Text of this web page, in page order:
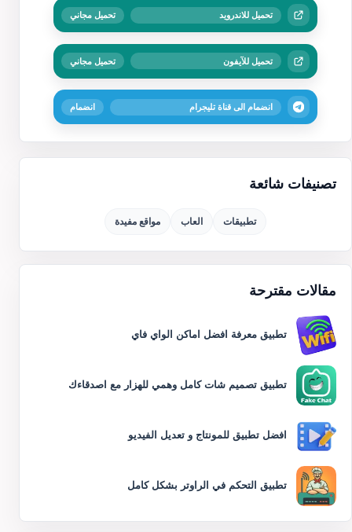
تصنيفات شائعة
تطبيقات العاب مواقع مفيدة
مقالات مقترحة
تطبيق معرفة افضل اماكن الواي فاي
تطبيق تصميم شات كامل وهمي للهزار مع اصدقاءك
افضل تطبيق للمونتاج و تعديل الفيديو
تطبيق التحكم في الراوتر بشكل كامل
تحميل للاندرويد تحميل مجاني
تحميل للآيفون تحميل مجاني
انضمام الى قناة تليجرام انضمام